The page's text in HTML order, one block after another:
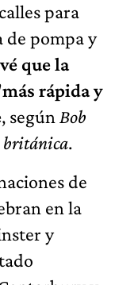
para
de pompa y
que la
rápida y
, según Bob
británica.
de
en la
y